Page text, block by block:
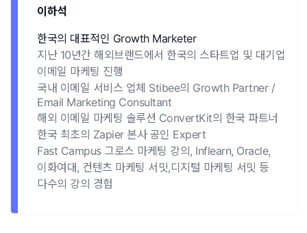
이하석
한국의 대표적인 Growth Marketer
지난 10년간 해외브랜드에서 한국의 스타트업 및 대기업
이메일 마케팅 진행
국내 이메일 서비스 업체 Stibee의 Growth Partner /
Email Marketing Consultant
해외 이메일 마케팅 솔루션 ConvertKit의 한국 파트너
한국 최초의 Zapier 본사 공인 Expert
Fast Campus 그로스 마케팅 강의, Inflearn, Oracle,
이화여대, 컨텐츠 마케팅 서밋,디지털 마케팅 서밋 등
다수의 강의 경험